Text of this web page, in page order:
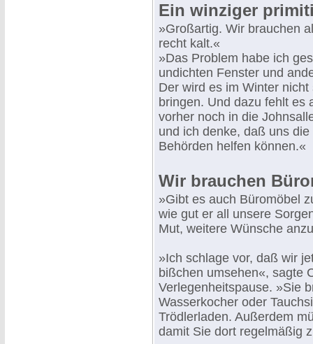
Ein winziger
»Großartig. Wir brauchen
recht kalt.«
»Das Problem habe ich
undichten Fenster und
Der wird es im Winter
bringen. Und dazu fehlt es
vorher noch in die
und ich denke, daß uns
Behörden helfen können.«
Wir brauchen
»Gibt es auch Büromöbel
wie gut er all unsere
Mut, weitere Wünsche
»Ich schlage vor, daß wir
bißchen umsehen«, sagte
Verlegenheitspause. »Sie
Wasserkocher oder
Trödlerladen. Außerdem
damit Sie dort regelmäßig